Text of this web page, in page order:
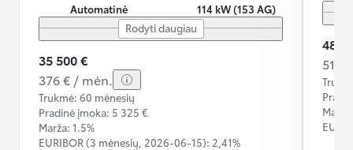
Automatinė
114 kW (153 AG)
Rodyti daugiau
35 500 €
376 € / mėn.
Trukmė: 60 mėnesių
Pradinė įmoka: 5 325 €
Marža: 1.5%
EURIBOR (3 mėnesių, 2026-06-15): 2,41%
48
518